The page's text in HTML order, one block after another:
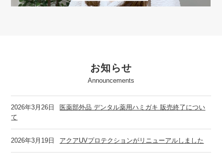
お知らせ
Announcements
2026年3月26日
医薬部外品 デンタル薬用ハミガキ 販売終了につい
て
2026年3月19日 アクアUVプロテクションがリニューアルしました